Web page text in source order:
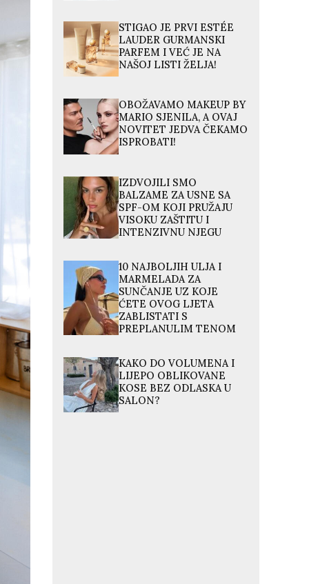
STIGAO JE PRVI ESTÉE
LAUDER GURMANSKI
PARFEM I VEĆ JE NA
NAŠOJ LISTI ŽELJA!
OBOŽAVAMO MAKEUP BY
MARIO SJENILA, A OVAJ
NOVITET JEDVA ČEKAMO
ISPROBATI!
IZDVOJILI SMO
BALZAME ZA USNE SA
SPF-OM KOJI PRUŽAJU
VISOKU ZAŠTITU I
INTENZIVNU NJEGU
10 NAJBOLJIH ULJA I
MARMELADA ZA
SUNČANJE UZ KOJE
ĆETE OVOG LJETA
ZABLISTATI S
PREPLANULIM TENOM
KAKO DO VOLUMENA I
LIJEPO OBLIKOVANE
KOSE BEZ ODLASKA U
SALON?